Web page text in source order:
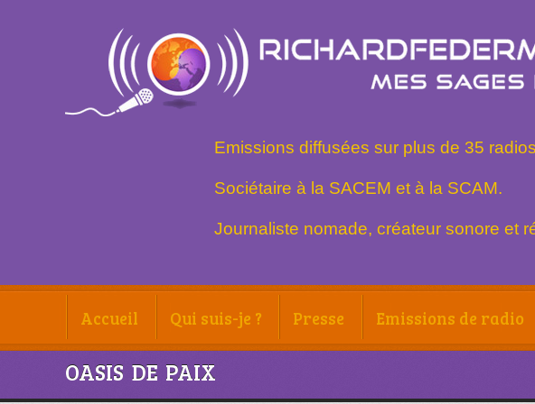
Emissions diffusées sur plus de 35
Sociétaire à la SACEM et à la SCAM.
Journaliste nomade, créateur sonore et
Accueil Qui suis-je ? Presse Emissions de radio
OASIS DE PAIX